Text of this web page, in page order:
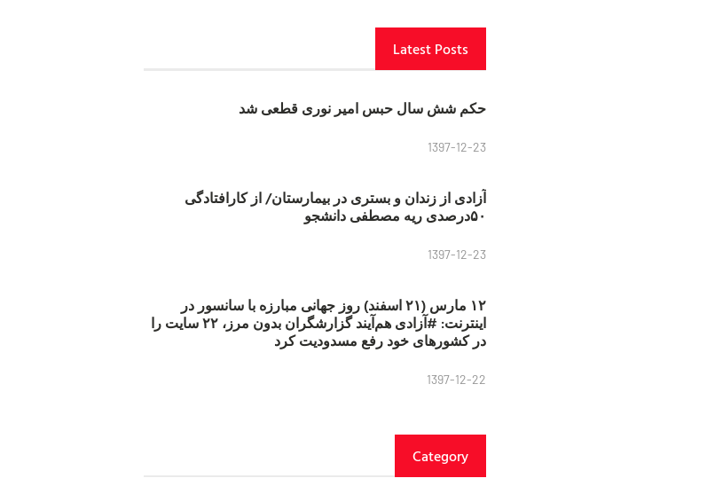
Latest Posts
حکم شش سال حبس امیر نوری قطعی شد
1397-12-23
آزادی از زندان و بستری در بیمارستان/ از کارافتادگی
۵۰درصدی ریه مصطفی دانشجو
1397-12-23
۱۲ مارس (۲۱ اسفند) روز جهانی مبارزه با سانسور در
اینترنت: #آزادی هم‌آیند گزارشگران‌ بدون مرز، ۲۲ سایت را
در کشورهای خود رفع مسدودیت کرد
1397-12-22
Category